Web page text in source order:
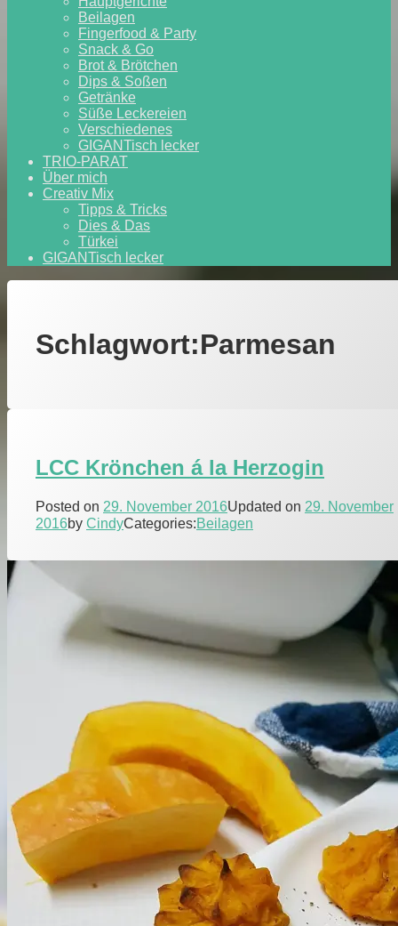
Beilagen
Fingerfood & Party
Snack & Go
Brot & Brötchen
Dips & Soßen
Getränke
Süße Leckereien
Verschiedenes
GIGANTisch lecker
TRIO-PARAT
Über mich
Creativ Mix
Tipps & Tricks
Dies & Das
Türkei
GIGANTisch lecker
Schlagwort:Parmesan
LCC Krönchen á la Herzogin
Posted on 29. November 2016Updated on 29. November
2016by CindyCategories:Beilagen